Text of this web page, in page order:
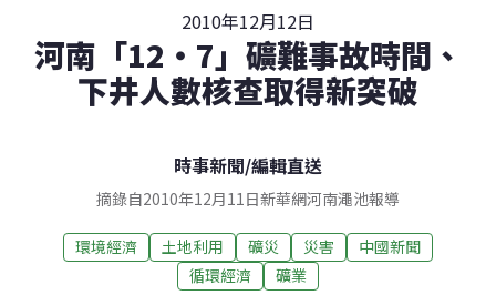
2010年12月12日
河南「12‧7」礦難事故時間、
下井人數核查取得新突破
時事新聞/編輯直送
摘錄自2010年12月11日新華網河南澠池報導
環境經濟 土地利用 礦災 災害
中國新聞
循環經濟
礦業